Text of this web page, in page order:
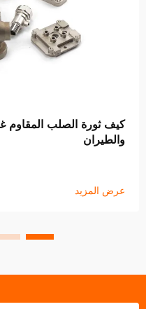
كيف ثورة الصلب المقاوم
والطيران
عرض المزيد